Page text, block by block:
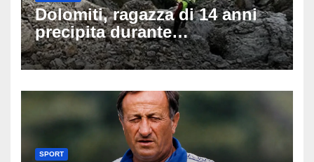
Dolomiti, ragazza di 14 anni
precipita durante
un’escursione: tragedia sul
Latemar davanti alla famiglia
SPORT